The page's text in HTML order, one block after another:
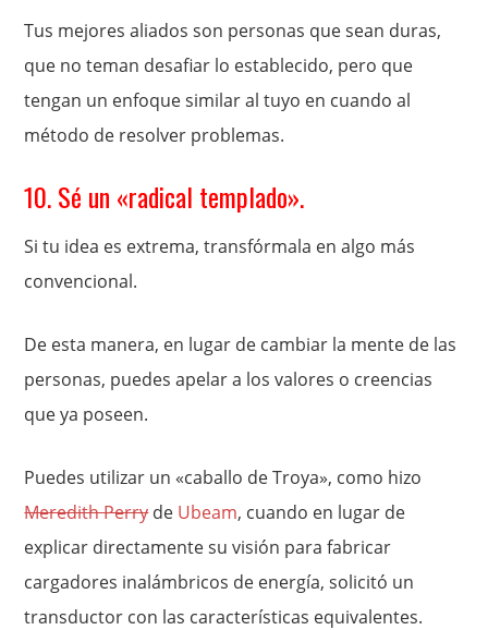
Tus mejores aliados son personas que sean duras,
que no teman desafiar lo establecido, pero que
tengan un enfoque similar al tuyo en cuando al
método de resolver problemas.
10. Sé un «radical templado».
Si tu idea es extrema, transfórmala en algo más
convencional.
De esta manera, en lugar de cambiar la mente de las
personas, puedes apelar a los valores o creencias
que ya poseen.
Puedes utilizar un «caballo de Troya», como hizo
Meredith Perryde Ubeam, cuando en lugar de
explicar directamente su visión para fabricar
cargadores inalámbricos de energía, solicitó un
transductor con las características equivalentes.